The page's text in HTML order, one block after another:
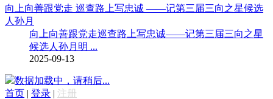
向上向善跟党走 巡查路上写忠诚 ——记第三届三向之星候选
人孙月
向上向善跟党走巡查路上写忠诚——记第三届三向之星
候选人孙月明 ...
2025-09-13
数据加载中，请稍后...
首页 | 登录 | 注册